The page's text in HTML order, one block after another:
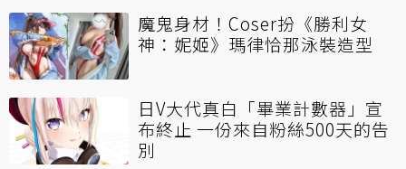
魔鬼身材！Coser扮《勝利女
神：妮姬》瑪律恰那泳裝造型
日V大代真白「畢業計數器」宣
布終止 一份來自粉絲500天的告
別